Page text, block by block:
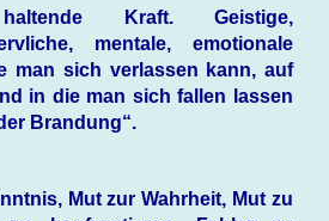
haltende Kraft. Geistige,
mentale, emotionale
man sich verlassen kann, auf
in die man sich fallen lassen
Brandung“.
Mut zur Wahrheit, Mut zu